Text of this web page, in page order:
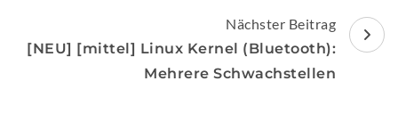
Nächster Beitrag
[NEU] [mittel] Linux Kernel (Bluetooth):
Mehrere Schwachstellen